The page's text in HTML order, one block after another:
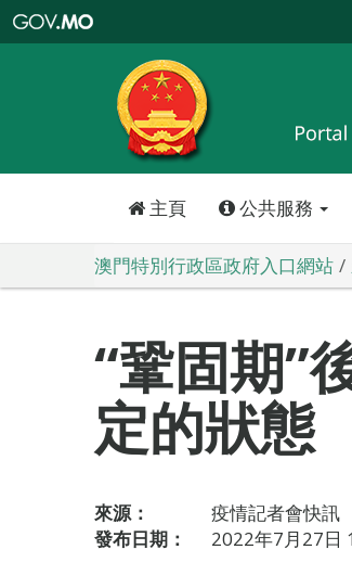
特
政
區
政
口
主頁 公共服務
澳門特別行政區政府入口網站
“鞏固期”
定的狀態
來源：
疫情記者會快訊
發布日期：
2022年7月27日